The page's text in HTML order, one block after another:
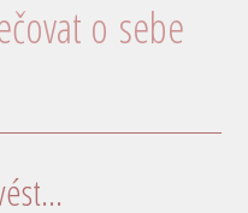
o sebe